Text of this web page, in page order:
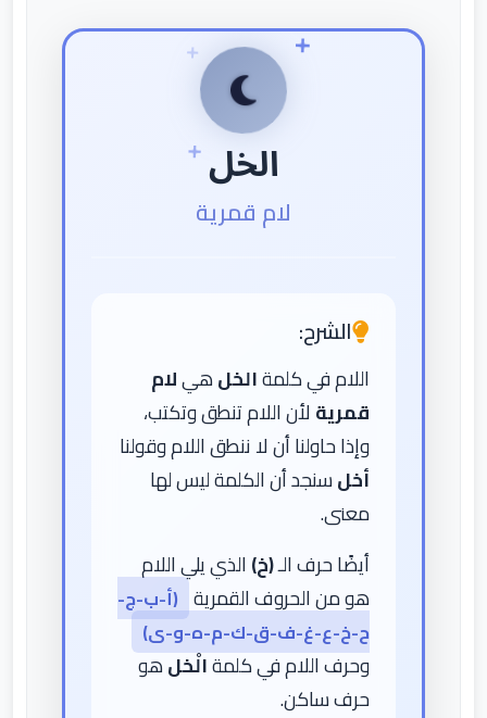
الخل
لام قمرية
الشرح:
اللام في كلمةالخلهيلام
قمريةلأن اللام تنطق وتكتب،
وإذا حاولنا أن لا ننطق اللام وقولنا
أخلسنجد أن الكلمة ليس لها
معنى.
أيضًا حرف الـ(خ)الذي يلي اللام
هو من الحروف القمرية (أ-ب-ج-
ح-خ-ع-غ-ف-ق-ك-م-ه-و-ى)
وحرف اللام في كلمةالْخلهو
حرف ساكن.